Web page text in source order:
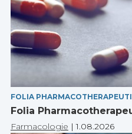
FOLIA
Folia
Farmacologie |1.08.2026